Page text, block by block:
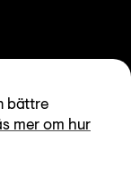
bättre
mer om hur